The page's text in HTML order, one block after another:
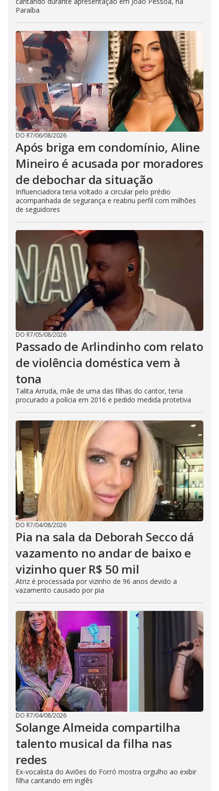
Paraíba
DO R7/06/08/2026
Após briga em condomínio, Aline
Mineiro é acusada por moradores
de debochar da situação
Influenciadora teria voltado a circular pelo prédio
acompanhada de segurança e reabriu perfil com milhões
de seguidores
DO R7/05/08/2026
Passado de Arlindinho com relato
de violência doméstica vem à
tona
Talita Arruda, mãe de uma das filhas do cantor, teria
procurado a polícia em 2016 e pedido medida protetiva
DO R7/04/08/2026
Pia na sala da Deborah Secco dá
vazamento no andar de baixo e
vizinho quer R$ 50 mil
Atriz é processada por vizinho de 96 anos devido a
vazamento causado por pia
DO R7/04/08/2026
Solange Almeida compartilha
talento musical da filha nas
redes
Ex-vocalista do Aviões do Forró mostra orgulho ao exibir
filha cantando em inglês